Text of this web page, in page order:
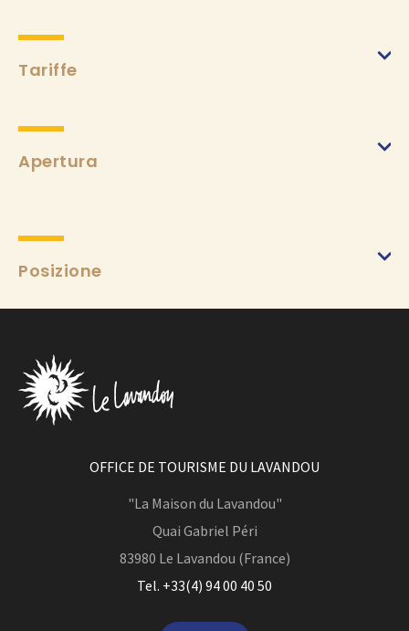
Tariffe
Apertura
Posizione
OFFICE DE TOURISME DU LAVANDOU
"La Maison du Lavandou"
Quai Gabriel Péri
83980 Le Lavandou (France)
Tel. +33(4) 94 00 40 50